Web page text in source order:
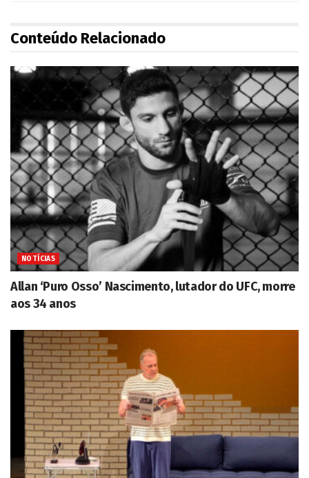
Conteúdo Relacionado
NOTÍCIAS
Allan ‘Puro Osso’ Nascimento, lutador do UFC, morre
aos 34 anos